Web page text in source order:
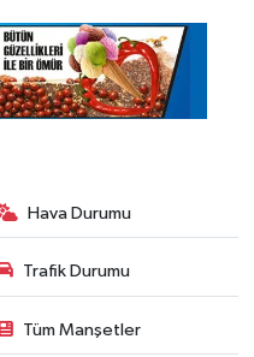
Hava Durumu
Trafik Durumu
Tüm Manşetler